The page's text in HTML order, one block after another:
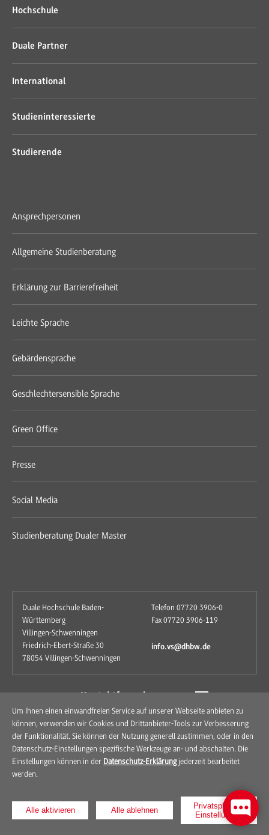
Hochschule
Duale Partner
International
Studieninteressierte
Studierende
Ansprechpersonen
Allgemeine Studienberatung
Erklärung zur Barrierefreiheit
Leichte Sprache
Gebärdensprache
Geschlechtersensible Sprache
Green Office
Presse
Social Media
Studienberatung Dualer Master
Duale Hochschule Baden-
Württemberg
Villingen-Schwenningen
Friedrich-Ebert-Straße 30
78054 Villingen-Schwenningen
Telefon 07720 3906-0
Fax 07720 3906-119
info.vs@dhbw.de
© 2026 Duale Hochschule Baden-Württemberg
Um Ihnen einen einwandfreien Service auf unserer Webseite anbieten zu
können, verwenden wir Cookies und Drittanbieter-Tools zur Verbesserung
der Funktionalität. Sie können der Nutzung generell zustimmen, oder in den
Datenschutz-Einstellungen spezifische Werkzeuge an- und abschalten. Die
Einstellungen können in der Datenschutz-Erklärungjederzeit bearbeitet
werden.
Alle aktivieren Alle ablehnen
Privatsphären-
Einstellungen